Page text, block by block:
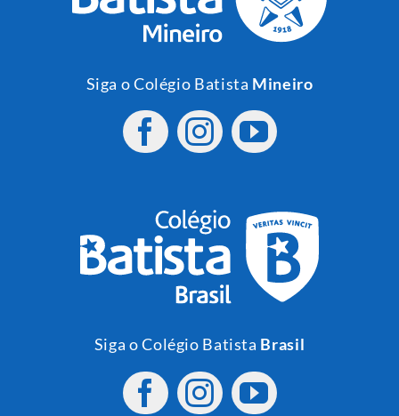
Siga o Colégio Batista Mineiro
Siga o Colégio Batista Brasil